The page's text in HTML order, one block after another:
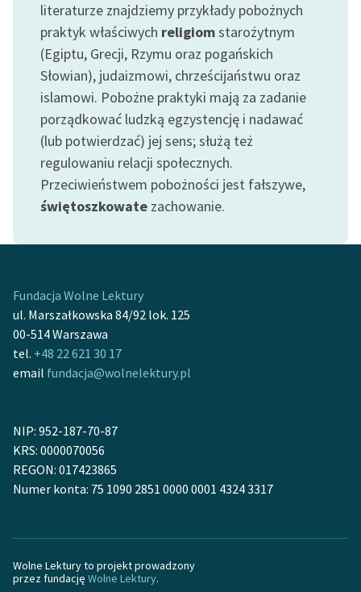
Odkurzamy bohaterów
Szkoła Poezji Wolnych
Lektur
O nas
Kontakt
O projekcie
Zespół
Logotypy
Materiały promocyjne
Polityka prywatności
Dane fundacji i
sprawozdania finansowe
Regulamin darowizn
Deklaracja dostępności
literaturze znajdziemy przykłady pobożnych
praktyk właściwych religiomstarożytnym
(Egiptu, Grecji, Rzymu oraz pogańskich
Słowian), judaizmowi, chrześcijaństwu oraz
islamowi. Pobożne praktyki mają za zadanie
porządkować ludzką egzystencję i nadawać
(lub potwierdzać) jej sens; służą też
regulowaniu relacji społecznych.
Przeciwieństwem pobożności jest fałszywe,
świętoszkowate zachowanie.
Fundacja Wolne Lektury
ul. Marszałkowska 84/92 lok. 125
00-514 Warszawa
tel. +48 22 621 30 17
email fundacja@wolnelektury.pl
NIP: 952-187-70-87
KRS: 0000070056
REGON: 017423865
Numer konta: 75 1090 2851 0000 0001 4324 3317
Wolne Lektury to projekt prowadzony
przez fundację Wolne Lektury.